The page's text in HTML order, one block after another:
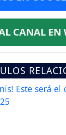
CANAL EN